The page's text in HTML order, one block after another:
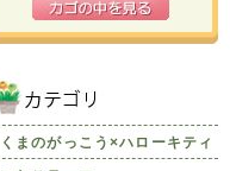
くまのがっこう×ハローキティ